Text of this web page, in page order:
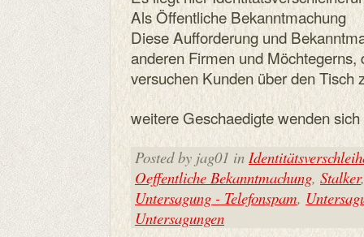
Als Öffentliche Bekanntmachung
Diese Aufforderung und
anderen Firmen und
versuchen Kunden über den Tisch
weitere Geschaedigte wenden
Posted by jag01 in
Oeffentliche Bekanntmachung, Stalker
Untersagung - Telefonspam,
Untersagungen